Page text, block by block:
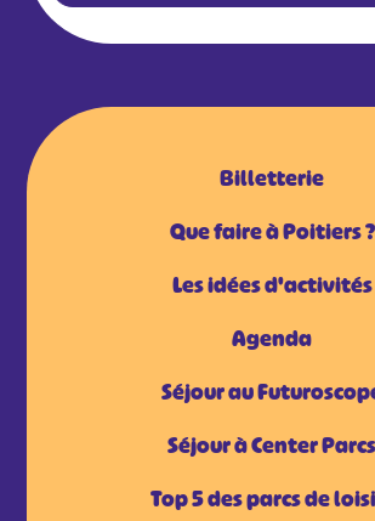
Billetterie
Que faire à Poitiers ?
Les idées d'activités
Agenda
Séjour au
Séjour à Center Parcs
Top 5 des parcs de